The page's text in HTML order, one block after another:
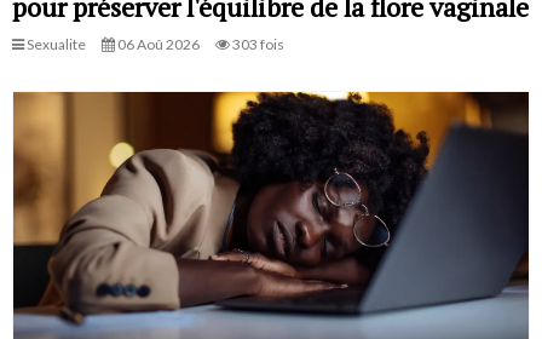
Sexualite 06 Aoû 2026 303 fois